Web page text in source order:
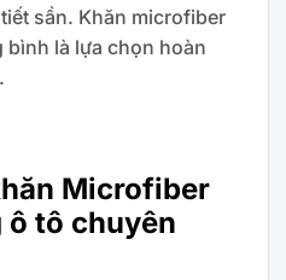
sần. Khăn microfiber
bình là lựa chọn hoàn
Microfiber
tô chuyên